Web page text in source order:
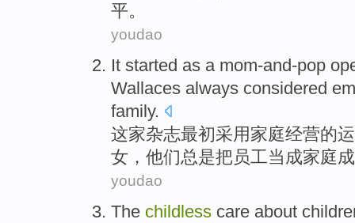
平。
youdao
It started as a mom-and-pop
Wallaces always considered
family.
这家杂志最初采用 家庭经营的
女 ， 他们总是把员工当成家庭
youdao
The childless care about